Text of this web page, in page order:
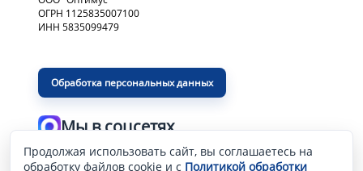
ОГРН 1125835007100
ИНН 5835099479
Обработка персональных данных
Мы в соцсетях
Разработка и продвижение сайта —
Продолжая использовать сайт, вы соглашаетесь на
обработку файлов cookie и с Политикой обработки